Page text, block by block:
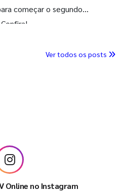
começar o segundo
Ver todos os posts
Online no Instagram